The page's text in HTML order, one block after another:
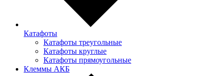
Катафоты
Катафоты треугольные
Катафоты круглые
Катафоты прямоугольные
Клеммы АКБ